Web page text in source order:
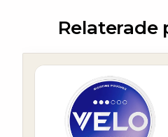
Relaterade